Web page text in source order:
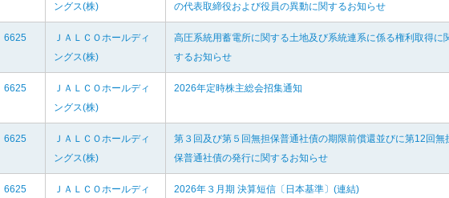
ングス(株)
の代表取締役および役員の異動に関するお知らせ
6625
ＪＡＬＣＯホールディ
ングス(株)
高圧系統用蓄電所に関する土地及び系統連系に係る権利取得に
するお知らせ
6625
ＪＡＬＣＯホールディ
ングス(株)
2026年定時株主総会招集通知
6625
ＪＡＬＣＯホールディ
ングス(株)
第３回及び第５回無担保普通社債の期限前償還並びに第12回無
保普通社債の発行に関するお知らせ
6625
ＪＡＬＣＯホールディ
2026年３月期 決算短信〔日本基準〕(連結)